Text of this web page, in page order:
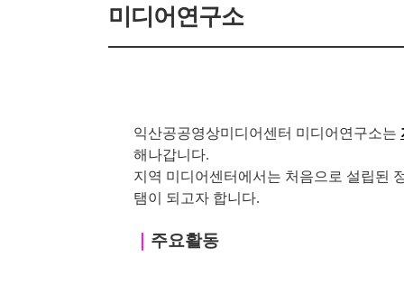
미디어연구소
익산공공영상미디어센터 미디어연구소는
해나갑니다.
지역 미디어센터에서는 처음으로 설립된
탬이 되고자 합니다.
주요활동